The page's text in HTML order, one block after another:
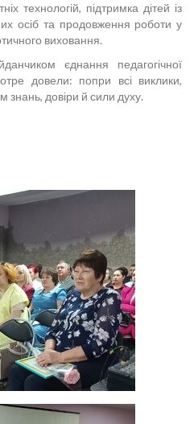
технологій, підтримка дітей із
осіб та продовження роботи у
виховання.
єднання педагогічної
довели: попри всі виклики,
довіри й сили духу.